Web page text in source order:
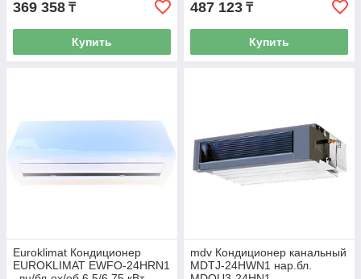
369 358 ₸
Купить
487 123 ₸
Купить
Euroklimat Кондиционер
EUROKLIMAT EWFO-24HRN1
mdv Кондиционер канальный
MDTJ-24HWN1 нар.бл.